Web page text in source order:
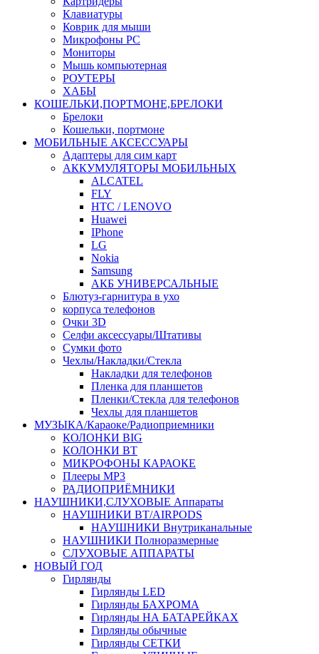
Клавиатуры
Коврик для мыши
Микрофоны PC
Мониторы
Мышь компьютерная
РОУТЕРЫ
ХАБЫ
КОШЕЛЬКИ,ПОРТМОНЕ,БРЕЛОКИ
Брелоки
Кошельки, портмоне
МОБИЛЬНЫЕ АКСЕССУАРЫ
Адаптеры для сим карт
АККУМУЛЯТОРЫ МОБИЛЬНЫХ
ALCATEL
FLY
HTC / LENOVO
Huawei
IPhone
LG
Nokia
Samsung
АКБ УНИВЕРСАЛЬНЫЕ
Блютуз-гарнитура в ухо
корпуса телефонов
Очки 3D
Селфи аксессуары/Штативы
Сумки фото
Чехлы/Накладки/Стекла
Накладки для телефонов
Пленка для планшетов
Пленки/Стекла для телефонов
Чехлы для планшетов
МУЗЫКА/Караоке/Радиоприемники
КОЛОНКИ BIG
КОЛОНКИ BT
МИКРОФОНЫ КАРАОКЕ
Плееры MP3
РАДИОПРИЁМНИКИ
НАУШНИКИ,СЛУХОВЫЕ Аппараты
НАУШНИКИ BT/AIRPODS
НАУШНИКИ Внутриканальные
НАУШНИКИ Полноразмерные
СЛУХОВЫЕ АППАРАТЫ
НОВЫЙ ГОД
Гирлянды
Гирлянды LED
Гирлянды БАХРОМА
Гирлянды НА БАТАРЕЙКАХ
Гирлянды обычные
Гирлянды СЕТКИ